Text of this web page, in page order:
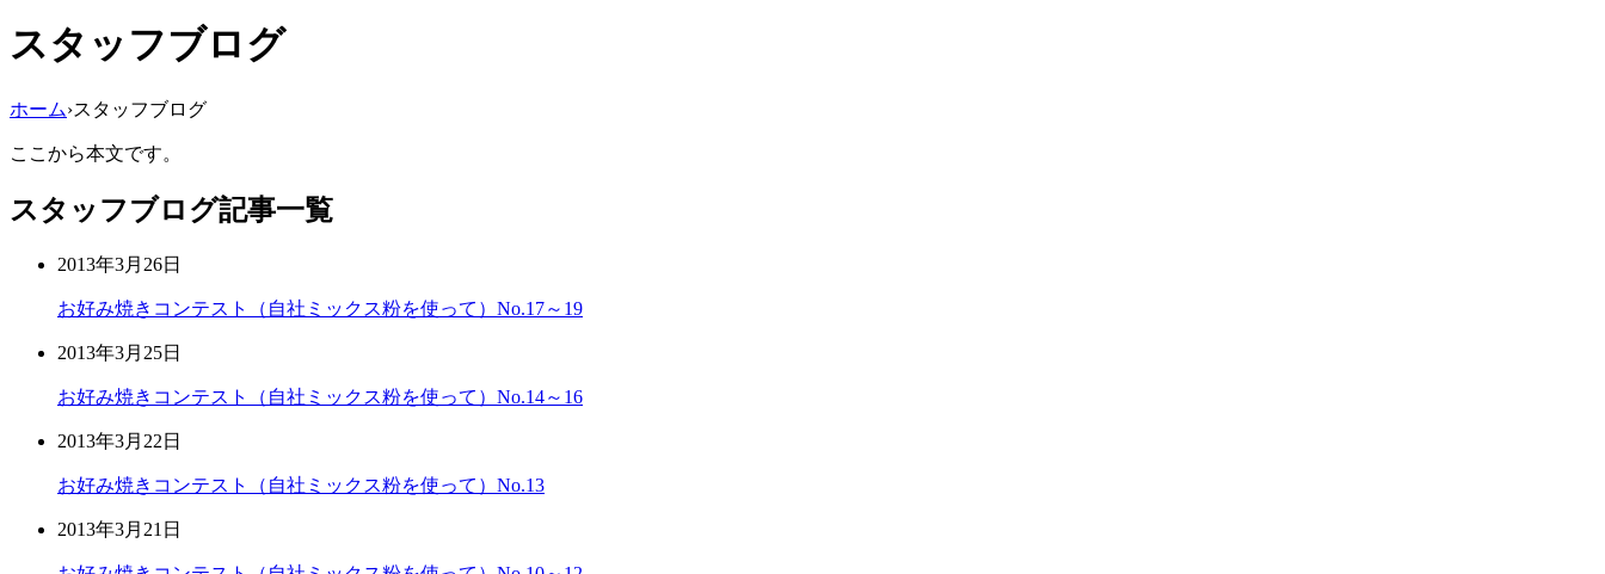
スタッフブログ
ホーム›スタッフブログ
ここから本文です。
スタッフブログ記事一覧
2013年3月26日
お好み焼きコンテスト（自社ミックス粉を使って）No.17～19
2013年3月25日
お好み焼きコンテスト（自社ミックス粉を使って）No.14～16
2013年3月22日
お好み焼きコンテスト（自社ミックス粉を使って）No.13
2013年3月21日